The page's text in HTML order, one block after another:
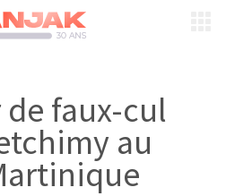
faux-cul
au